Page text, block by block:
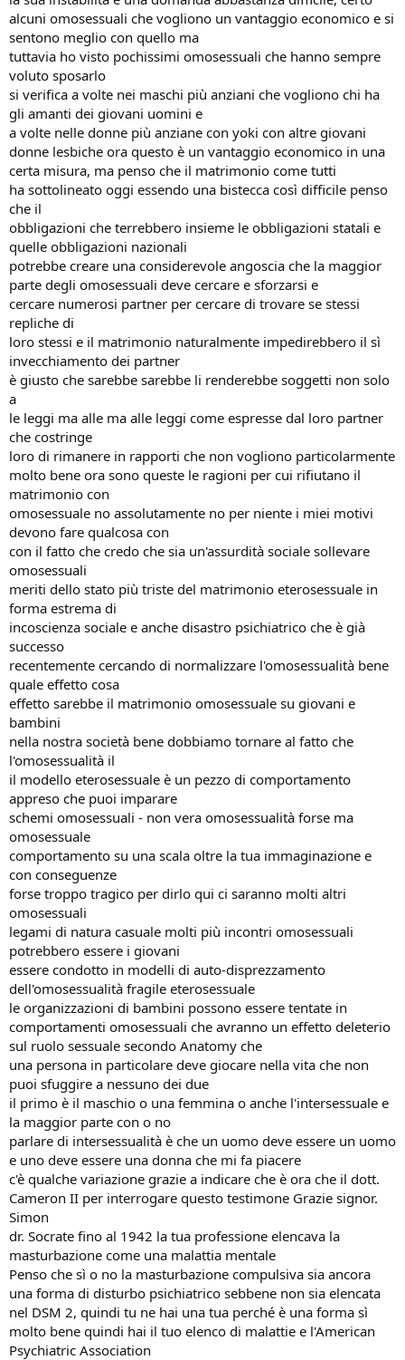
alcuni omosessuali che vogliono un vantaggio economico e si
sentono meglio con quello ma
tuttavia ho visto pochissimi omosessuali che hanno sempre
voluto sposarlo
si verifica a volte nei maschi più anziani che vogliono chi ha
gli amanti dei giovani uomini e
a volte nelle donne più anziane con yoki con altre giovani
donne lesbiche ora questo è un vantaggio economico in una
certa misura, ma penso che il matrimonio come tutti
ha sottolineato oggi essendo una bistecca così difficile penso
che il
obbligazioni che terrebbero insieme le obbligazioni statali e
quelle obbligazioni nazionali
potrebbe creare una considerevole angoscia che la maggior
parte degli omosessuali deve cercare e sforzarsi e
cercare numerosi partner per cercare di trovare se stessi
repliche di
loro stessi e il matrimonio naturalmente impedirebbero il sì
invecchiamento dei partner
è giusto che sarebbe sarebbe li renderebbe soggetti non solo
a
le leggi ma alle ma alle leggi come espresse dal loro partner
che costringe
loro di rimanere in rapporti che non vogliono particolarmente
molto bene ora sono queste le ragioni per cui rifiutano il
matrimonio con
omosessuale no assolutamente no per niente i miei motivi
devono fare qualcosa con
con il fatto che credo che sia un'assurdità sociale sollevare
omosessuali
meriti dello stato più triste del matrimonio eterosessuale in
forma estrema di
incoscienza sociale e anche disastro psichiatrico che è già
successo
recentemente cercando di normalizzare l'omosessualità bene
quale effetto cosa
effetto sarebbe il matrimonio omosessuale su giovani e
bambini
nella nostra società bene dobbiamo tornare al fatto che
l'omosessualità il
il modello eterosessuale è un pezzo di comportamento
appreso che puoi imparare
schemi omosessuali - non vera omosessualità forse ma
omosessuale
comportamento su una scala oltre la tua immaginazione e
con conseguenze
forse troppo tragico per dirlo qui ci saranno molti altri
omosessuali
legami di natura casuale molti più incontri omosessuali
potrebbero essere i giovani
essere condotto in modelli di auto-disprezzamento
dell'omosessualità fragile eterosessuale
le organizzazioni di bambini possono essere tentate in
comportamenti omosessuali che avranno un effetto deleterio
sul ruolo sessuale secondo Anatomy che
una persona in particolare deve giocare nella vita che non
puoi sfuggire a nessuno dei due
il primo è il maschio o una femmina o anche l'intersessuale e
la maggior parte con o no
parlare di intersessualità è che un uomo deve essere un uomo
e uno deve essere una donna che mi fa piacere
c'è qualche variazione grazie a indicare che è ora che il dott.
Cameron II per interrogare questo testimone Grazie signor.
Simon
dr. Socrate fino al 1942 la tua professione elencava la
masturbazione come una malattia mentale
Penso che sì o no la masturbazione compulsiva sia ancora
una forma di disturbo psichiatrico sebbene non sia elencata
nel DSM 2, quindi tu ne hai una tua perché è una forma sì
molto bene quindi hai il tuo elenco di malattie e l'American
Psychiatric Association